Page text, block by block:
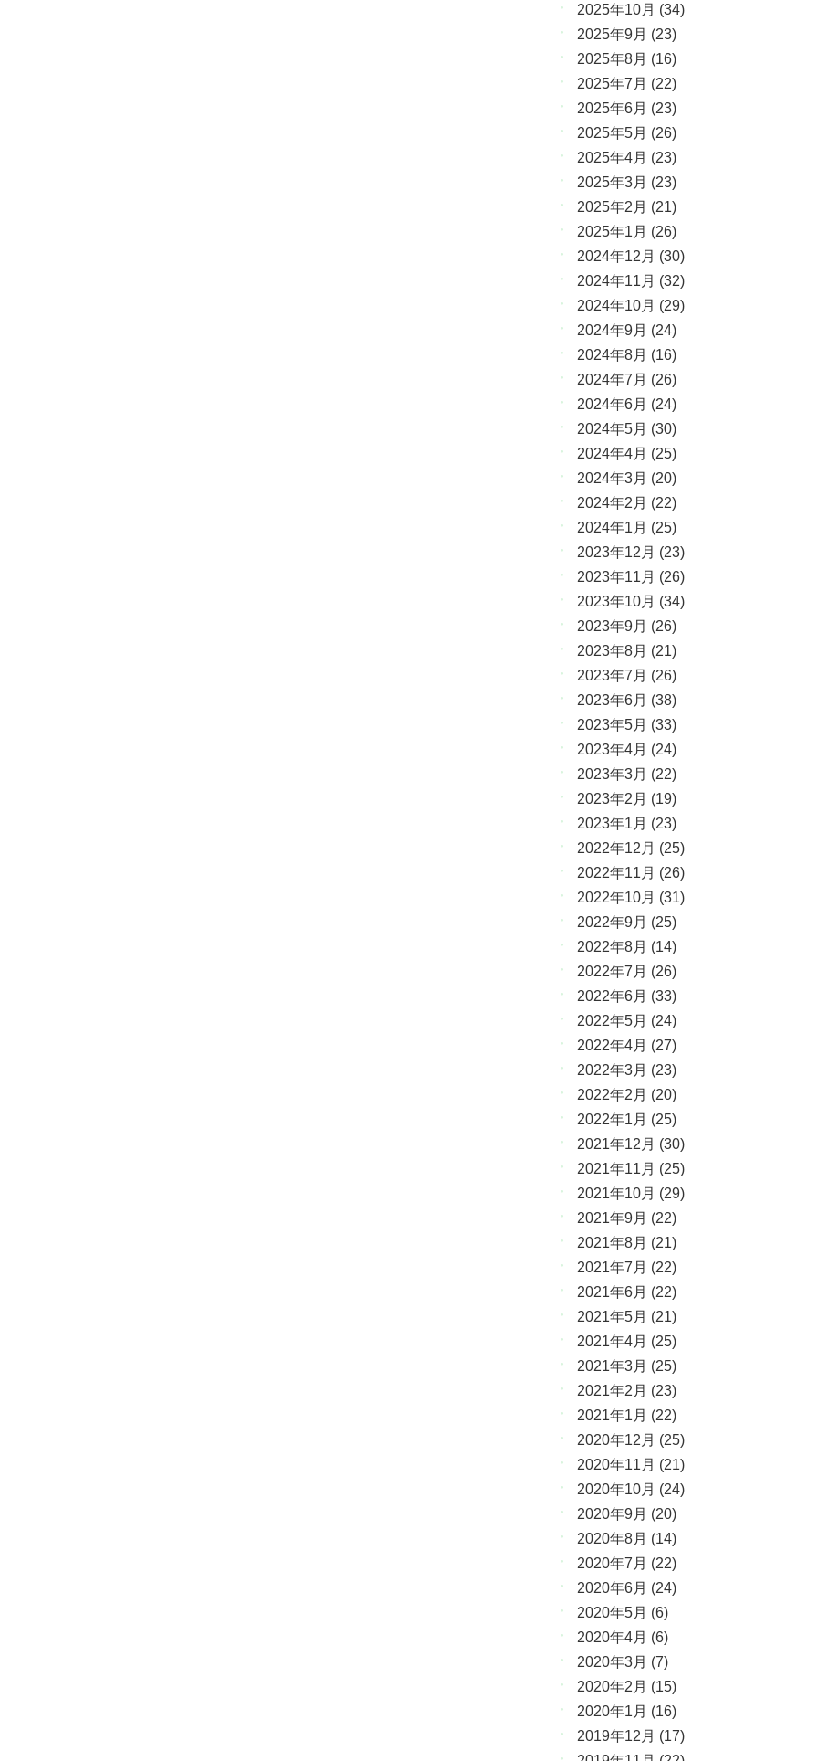
2025年10月 (34)
2025年9月 (23)
2025年8月 (16)
2025年7月 (22)
2025年6月 (23)
2025年5月 (26)
2025年4月 (23)
2025年3月 (23)
2025年2月 (21)
2025年1月 (26)
2024年12月 (30)
2024年11月 (32)
2024年10月 (29)
2024年9月 (24)
2024年8月 (16)
2024年7月 (26)
2024年6月 (24)
2024年5月 (30)
2024年4月 (25)
2024年3月 (20)
2024年2月 (22)
2024年1月 (25)
2023年12月 (23)
2023年11月 (26)
2023年10月 (34)
2023年9月 (26)
2023年8月 (21)
2023年7月 (26)
2023年6月 (38)
2023年5月 (33)
2023年4月 (24)
2023年3月 (22)
2023年2月 (19)
2023年1月 (23)
2022年12月 (25)
2022年11月 (26)
2022年10月 (31)
2022年9月 (25)
2022年8月 (14)
2022年7月 (26)
2022年6月 (33)
2022年5月 (24)
2022年4月 (27)
2022年3月 (23)
2022年2月 (20)
2022年1月 (25)
2021年12月 (30)
2021年11月 (25)
2021年10月 (29)
2021年9月 (22)
2021年8月 (21)
2021年7月 (22)
2021年6月 (22)
2021年5月 (21)
2021年4月 (25)
2021年3月 (25)
2021年2月 (23)
2021年1月 (22)
2020年12月 (25)
2020年11月 (21)
2020年10月 (24)
2020年9月 (20)
2020年8月 (14)
2020年7月 (22)
2020年6月 (24)
2020年5月 (6)
2020年4月 (6)
2020年3月 (7)
2020年2月 (15)
2020年1月 (16)
2019年12月 (17)